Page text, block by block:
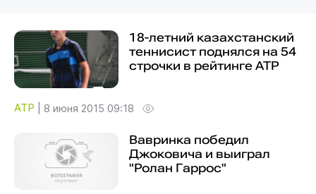
18-летний казахстанский
теннисист поднялся на 54
строчки в рейтинге ATP
ATP 8 июня 2015 09:18
Вавринка победил
Джоковича и выиграл
"Ролан Гаррос"